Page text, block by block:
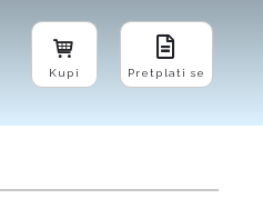
Kupi Pretplati se